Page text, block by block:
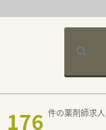
176 件の薬剤師求人